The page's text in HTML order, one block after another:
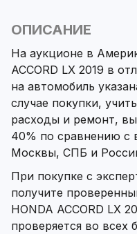
ОПИСАНИЕ
На аукционе в
ACCORD LX 2019 в
на автомобиль
случае покупки,
расходы и ремонт,
40% по сравнению с
Москвы, СПБ и
При покупке с
получите
HONDA ACCORD LX
проверяется во